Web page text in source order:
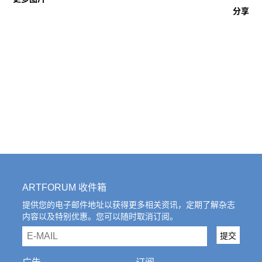
分享
ARTFORUM 收件箱
提供您的电子邮件地址以获得更多相关资讯，定期了解杂志
内容以及特别优惠。您可以随时取消订阅。
email 提交